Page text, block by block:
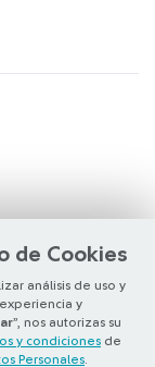
de Cookies
análisis de uso y
y
”, nos autorizas su
y condiciones de
Personales